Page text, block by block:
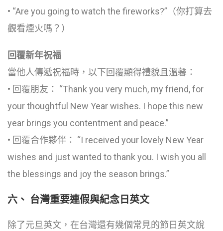
• “Are you going to watch the fireworks?”（你打算去
觀看煙火嗎？）
回覆新年祝福
當他人傳遞祝福時，以下回覆顯得禮貌且溫馨：
• 回覆朋友： “Thank you very much, my friend, for
your thoughtful New Year wishes. I hope this new
year brings you contentment and peace.”
• 回覆合作夥伴： “I received your lovely New Year
wishes and just wanted to thank you. I wish you all
the blessings and joy the season brings.”
六、 台灣重要連假與紀念日英文
除了元旦英文，在台灣還有幾個常見的節日英文說